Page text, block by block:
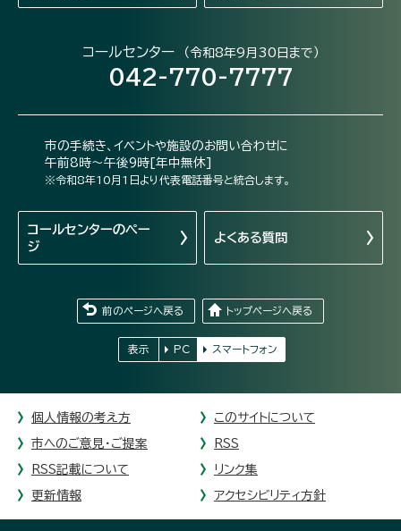
コールセンター （令和8年9月30日まで）
042-770-7777
市の手続き、イベントや施設のお問い合わせに
午前8時～午後9時[年中無休]
※令和8年10月1日より代表電話番号と統合します。
コールセンターのペー
ジ
よくある質問
前のページへ戻る トップページへ戻る
表示 PC スマートフォン
個人情報の考え方 このサイトについて
市へのご意見・ご提案 RSS
RSS記載について リンク集
更新情報 アクセシビリティ方針